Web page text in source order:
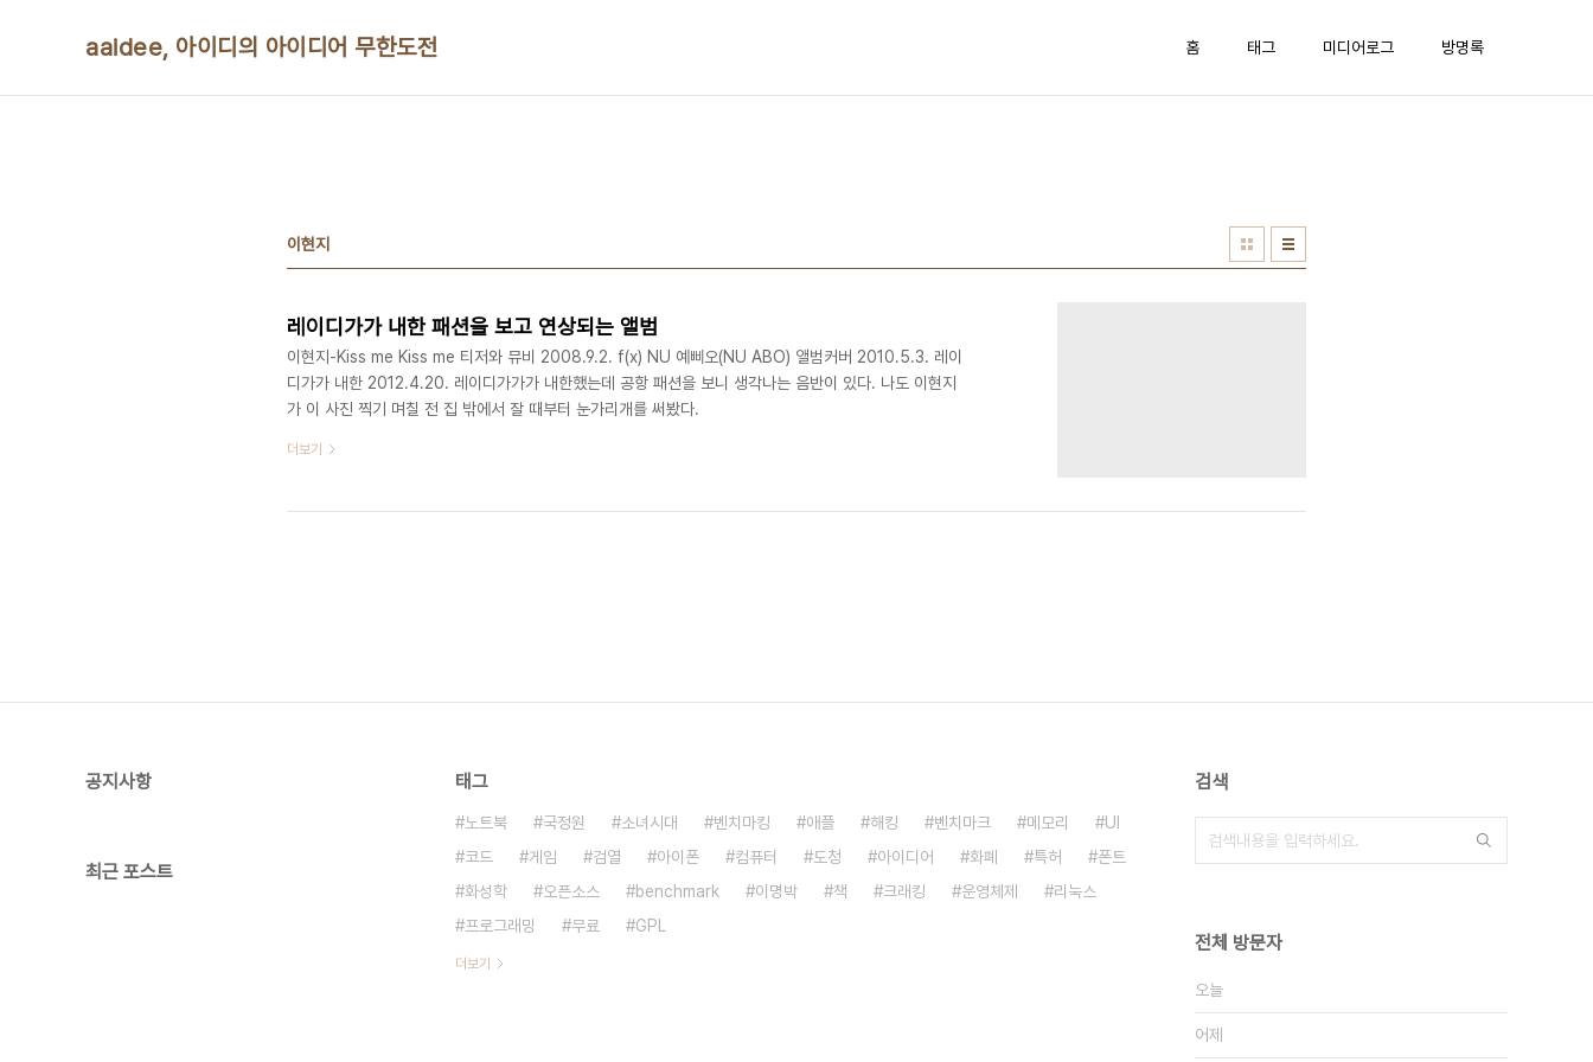
aaidee, 아이디의 아이디어 무한도전 홈 태그 미디어로그 방명록
이현지
레이디가가 내한 패션을 보고 연상되는 앨범
이현지-Kiss me Kiss me 티저와 뮤비 2008.9.2. f(x) NU 예삐오(NU ABO) 앨범커버 2010.5.3. 레이
디가가 내한 2012.4.20. 레이디가가가 내한했는데 공항 패션을 보니 생각나는 음반이 있다. 나도 이현지
가 이 사진 찍기 며칠 전 집 밖에서 잘 때부터 눈가리개를 써봤다.
더보기
공지사항
최근 포스트
태그
노트북 국정원 소녀시대 벤치마킹 애플 해킹 벤치마크 메모리
UI
코드
게임 검열 아이폰 컴퓨터 도청 아이디어 화폐 특허
폰트
화성학
오픈소스 benchmark 이명박 책 크래킹 운영체제
리눅스
프로그래밍
무료 GPL
더보기
검색
전체 방문자
오늘
어제